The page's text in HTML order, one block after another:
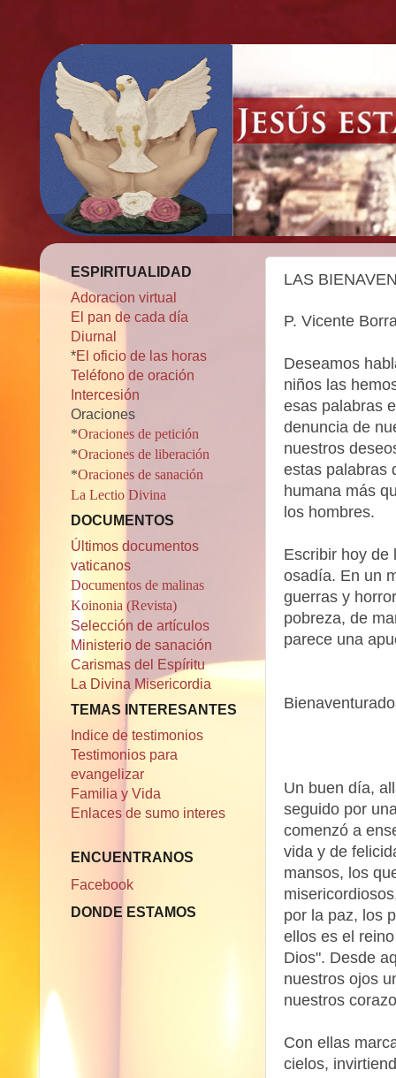
LAS
P. Vicente
Deseamos
niños las
esas palabras
denuncia de
nuestros
estas palabras
humana más
los hombres.
Escribir hoy de
osadía. En un
guerras y
pobreza, de
parece una
Un buen día,
seguido por
comenzó a
vida y de
mansos, los
por la paz, los
ellos es el
Dios". Desde
nuestros ojos
nuestros
Con ellas
cielos,
ESPIRITUALIDAD
Adoracion virtual
El pan de cada día
Diurnal
*El oficio de las horas
Teléfono de oración
Intercesión
Oraciones
*Oraciones de petición
*Oraciones de liberación
*Oraciones de sanación
La Lectio Divina
DOCUMENTOS
Últimos documentos
vaticanos
Documentos de malinas
Koinonia (Revista)
Selección de artículos
Ministerio de sanación
Carismas del Espíritu
La Divina Misericordia
TEMAS INTERESANTES
Indice de testimonios
Testimonios para
evangelizar
Familia y Vida
Enlaces de sumo interes
ENCUENTRANOS
Facebook
DONDE ESTAMOS